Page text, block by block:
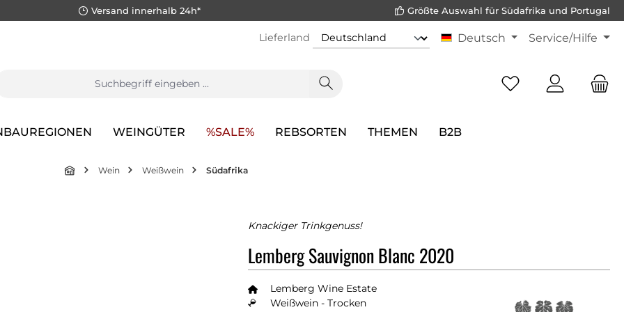
Versand innerhalb 24h* Größte Auswahl für Südafrika und Portugal
Lieferland Deutsch Service/Hilfe
WEINGÜTER %SALE% REBSORTEN THEMEN B2B
Wein Weißwein Südafrika
Knackiger Trinkgenuss!
Lemberg Sauvignon Blanc 2020
Lemberg Wine Estate
Weißwein - Trocken